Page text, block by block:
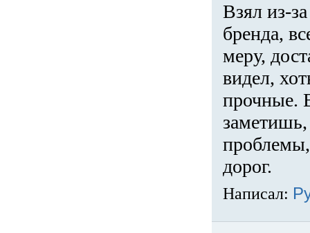
Взял из-
бренда,
меру,
видел,
прочные.
проблемы,
дорог.
Написал: